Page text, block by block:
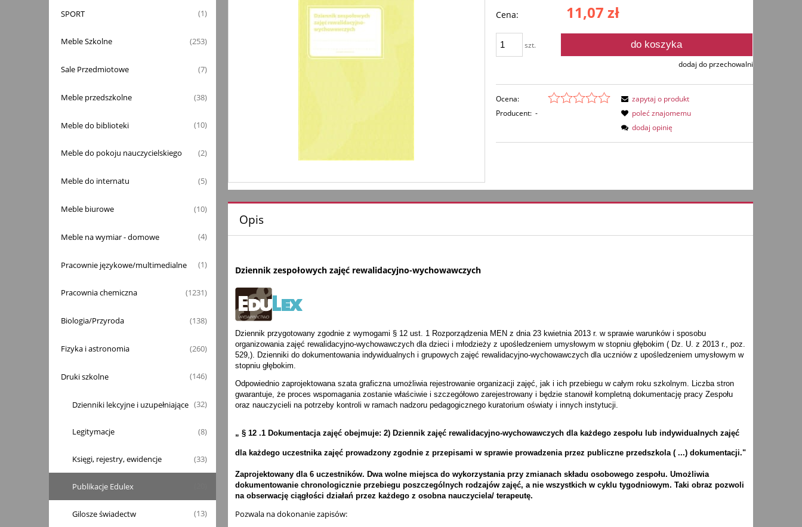
SPORT (1)
Meble Szkolne (253)
Sale Przedmiotowe (7)
Meble przedszkolne (38)
Meble do biblioteki (10)
Meble do pokoju nauczycielskiego (2)
Meble do internatu (5)
Meble biurowe (10)
Meble na wymiar - domowe (4)
Pracownie językowe/multimedialne (1)
Pracownia chemiczna (1231)
Biologia/Przyroda (138)
Fizyka i astronomia (260)
Druki szkolne (146)
Dzienniki lekcyjne i uzupełniające (32)
Legitymacje (8)
Księgi, rejestry, ewidencje (33)
Publikacje Edulex
Gilosze świadectw (13)
Cena: 11,07 zł
szt. do koszyka
dodaj do przechowalni
Ocena:
Producent: -
zapytaj o produkt
poleć znajomemu
dodaj opinię
Opis
Dziennik zespołowych zajęć rewalidacyjno-wychowawczych
Dziennik przygotowany zgodnie z wymogami § 12 ust. 1 Rozporządzenia MEN z dnia 23 kwietnia 2013 r. w sprawie warunków i sposobu
organizowania zajęć rewalidacyjno-wychowawczych dla dzieci i młodzieży z upośledzeniem umysłowym w stopniu głębokim ( Dz. U. z 2013 r., poz.
529,). Dzienniki do dokumentowania indywidualnych i grupowych zajęć rewalidacyjno-wychowawczych dla uczniów z upośledzeniem umysłowym w
stopniu głębokim.
Odpowiednio zaprojektowana szata graficzna umożliwia rejestrowanie organizacji zajęć, jak i ich przebiegu w całym roku szkolnym. Liczba stron
gwarantuje, że proces wspomagania zostanie właściwie i szczegółowo zarejestrowany i będzie stanowił kompletną dokumentację pracy Zespołu
oraz nauczycieli na potrzeby kontroli w ramach nadzoru pedagogicznego kuratorium oświaty i innych instytucji.
„ § 12 .1 Dokumentacja zajęć obejmuje: 2) Dziennik zajęć rewalidacyjno-wychowawczych dla każdego zespołu lub indywidualnych zajęć
dla każdego uczestnika zajęć prowadzony zgodnie z przepisami w sprawie prowadzenia przez publiczne przedszkola ( ...) dokumentacji."
Zaprojektowany dla 6 uczestników. Dwa wolne miejsca do wykorzystania przy zmianach składu osobowego zespołu. Umożliwia
dokumentowanie chronologicznie przebiegu poszczególnych rodzajów zajęć, a nie wszystkich w cyklu tygodniowym. Taki obraz pozwoli
na obserwację ciągłości działań przez każdego z osobna nauczyciela/ terapeutę.
Pozwala na dokonanie zapisów: